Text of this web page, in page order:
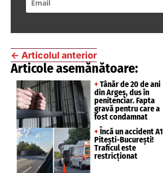
← Articolul anterior
Articole asemănătoare:
+ Tânăr de 20 de ani
din Argeș, dus în
penitenciar. Fapta
gravă pentru care a
fost condamnat
+ Încă un accident A1
Pitești-București!
Traficul este
restricționat